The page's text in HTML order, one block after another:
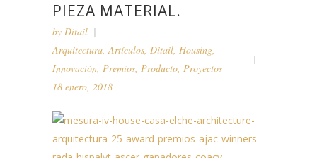
PIEZA MATERIAL.
by Ditail
Arquitectura,Artículos, Ditail, Housing,
Innovación, Premios, Producto, Proyectos
18 enero, 2018